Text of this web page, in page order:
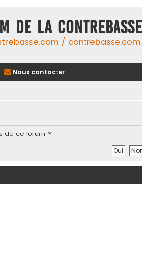
DE LA CONTREBASSE
/ contrebasse.com
Nous contacter
de ce forum ?